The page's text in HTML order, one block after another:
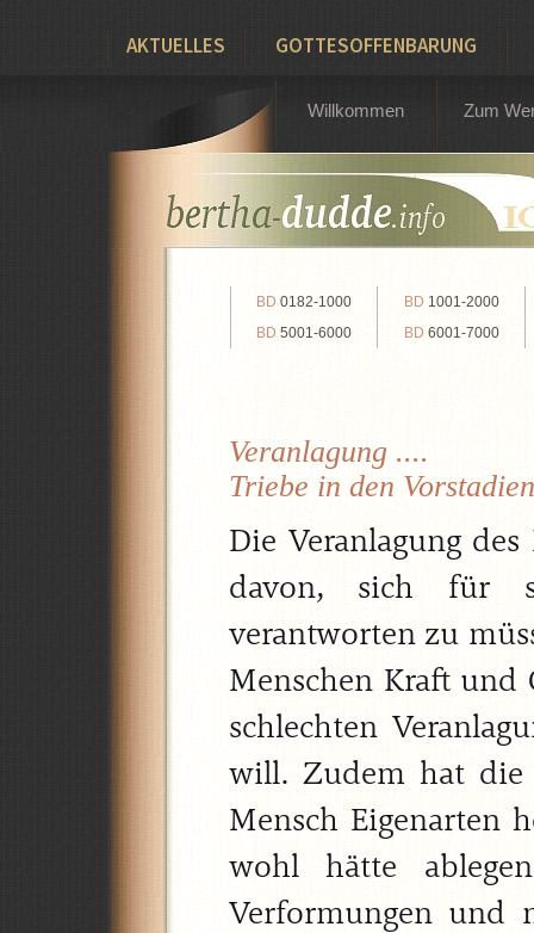
AKTUELLES GOTTESOFFENBARUNG
Willkommen Zum
BD 0182-1000 BD 1001-2000
BD 5001-6000 BD 6001-7000
Veranlagung ....
Triebe in den
Die Veranlagung
davon, sich für
verantworten zu
Menschen Kraft und
schlechten
will. Zudem hat die
Mensch Eigenarten
wohl hätte
Verformungen und